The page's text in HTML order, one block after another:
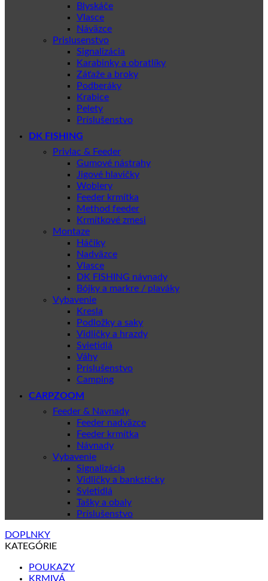
Blyskáče
Vlasce
Náväzce
Prislusenstvo
Signalizácia
Karabinky a obratlíky
Záťaže a broky
Podberáky
Krabice
Pelety
Príslušenstvo
DK FISHING
Privlac & Feeder
Gumové nástrahy
Jigové hlavičky
Woblery
Feeder krmítka
Method feeder
Krmítkové zmesi
Montaze
Háčiky
Nadväzce
Vlasce
DK FISHING návnady
Bójky a markre / plaváky
Vybavenie
Kresla
Podložky a saky
Vidličky a hrazdy
Svietidlá
Váhy
Príslušenstvo
Camping
CARPZOOM
Feeder & Navnady
Feeder nadväzce
Feeder krmítka
Návnady
Vybavenie
Signalizácia
Vidličky a banksticky
Svietidlá
Tašky a obaly
Príslušenstvo
DOPLNKY
KATEGÓRIE
POUKAZY
KRMIVÁ